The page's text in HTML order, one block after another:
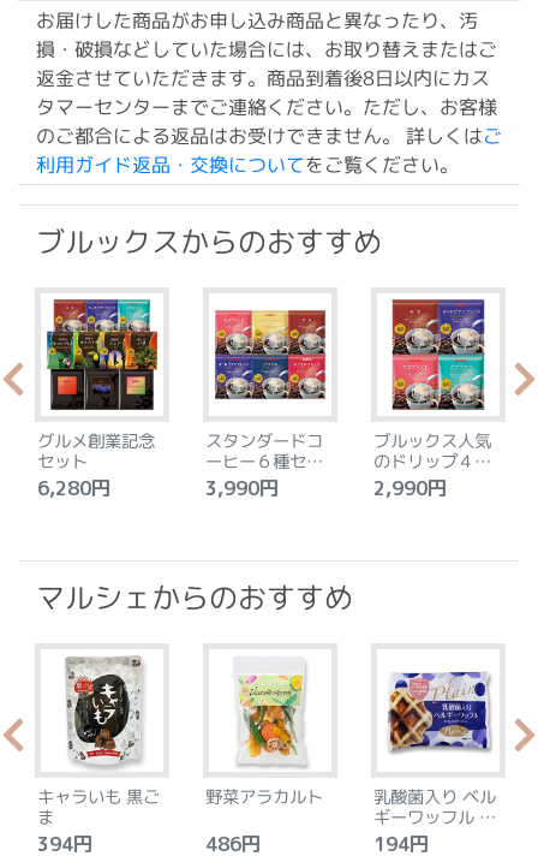
お届けした商品がお申し込み商品と異なったり、汚
損・破損などしていた場合には、お取り替えまたはご
返金させていただきます。商品到着後8日以内にカス
タマーセンターまでご連絡ください。ただし、お客様
のご都合による返品はお受けできません。 詳しくはご
利用ガイド返品・交換についてをご覧ください。
ブルックスからのおすすめ
グルメ創業記念
セット
6,280円
スタンダードコ
ーヒー６種セッ
ト
3,990円
ブルックス人気
のドリップ４種
セット
2,990円
マルシェからのおすすめ
キャラいも 黒ご
ま
394円
野菜アラカルト
486円
乳酸菌入り ベル
ギーワッフル プ
レーン
194円